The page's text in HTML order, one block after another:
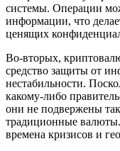
системы. Операции
информации, что
ценящих
Во-вторых,
средство защиты от
нестабильности.
какому-либо
они не подвержены
традиционные
времена кризисов и